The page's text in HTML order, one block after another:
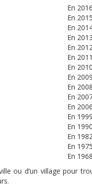
En
En
En
En
En
En
En
En
En
En
En
En
En
En
En
En
ou d’un village pour